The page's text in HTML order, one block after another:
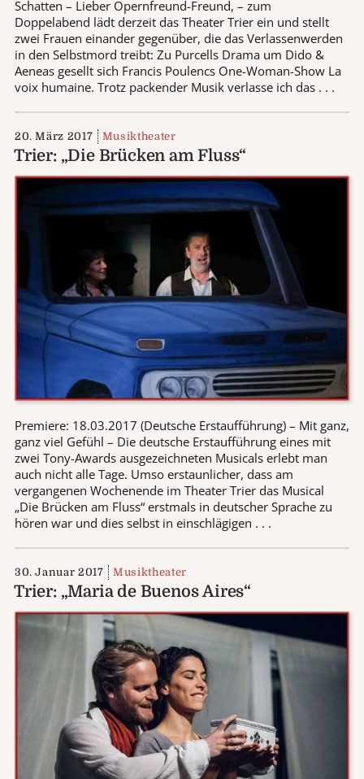
Schatten – Lieber Opernfreund-Freund, – zum
Doppelabend lädt derzeit das Theater Trier ein und stellt
zwei Frauen einander gegenüber, die das Verlassenwerden
in den Selbstmord treibt: Zu Purcells Drama um Dido &
Aeneas gesellt sich Francis Poulencs One-Woman-Show La
voix humaine. Trotz packender Musik verlasse ich das . . .
20. März 2017 Musiktheater
Trier: „Die Brücken am Fluss“
Premiere: 18.03.2017 (Deutsche Erstaufführung) – Mit ganz,
ganz viel Gefühl – Die deutsche Erstaufführung eines mit
zwei Tony-Awards ausgezeichneten Musicals erlebt man
auch nicht alle Tage. Umso erstaunlicher, dass am
vergangenen Wochenende im Theater Trier das Musical
„Die Brücken am Fluss“ erstmals in deutscher Sprache zu
hören war und dies selbst in einschlägigen . . .
30. Januar 2017 Musiktheater
Trier: „Maria de Buenos Aires“